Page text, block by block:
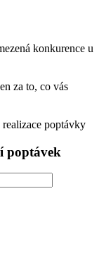
konkurence u
za to, co vás
realizace poptávky
poptávek